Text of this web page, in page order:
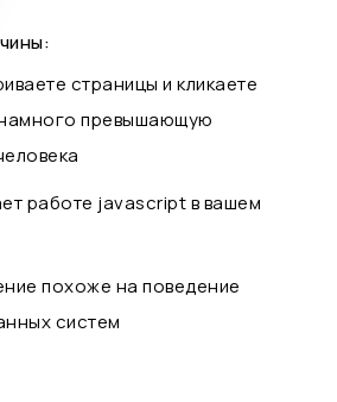
страницы и кликаете
превышающую
работе javascript в вашем
похоже на поведение
систем